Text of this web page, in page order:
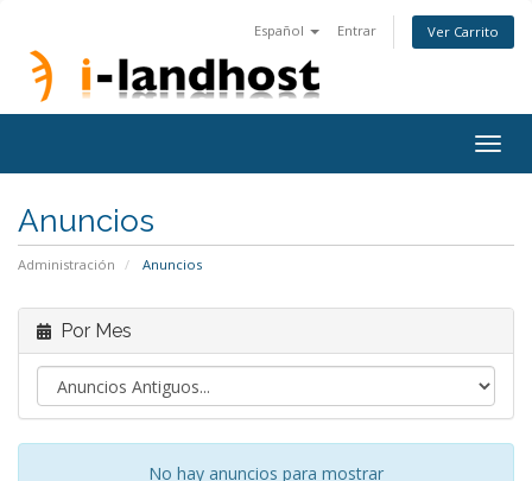
Español Entrar Ver Carrito
Anuncios
Administración Anuncios
Por Mes
No hay anuncios para mostrar